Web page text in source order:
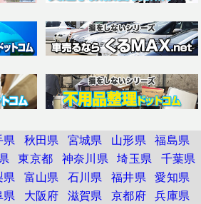
県 秋田県 宮城県 山形県 福島県
東京都 神奈川県 埼玉県
千葉県
県 富山県 石川県 福井県 愛知県
県 大阪府 滋賀県 京都府 兵庫県